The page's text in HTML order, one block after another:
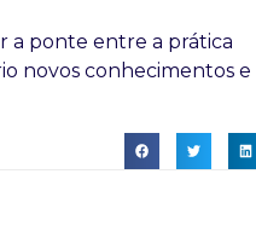
a ponte entre a prática
novos conhecimentos e